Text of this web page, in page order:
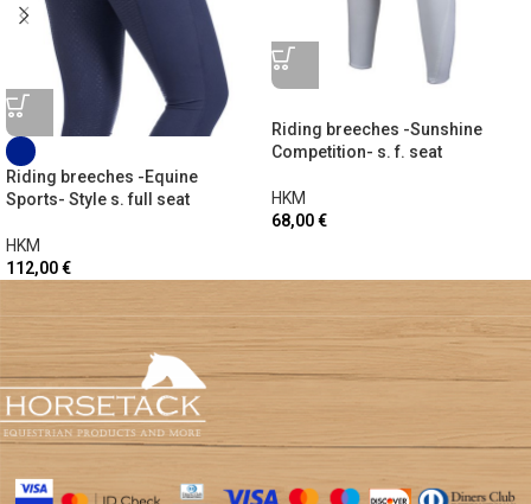
Riding breeches -Equine
Sports- Style s. full seat
HKM
112,00€
Riding breeches -Sunshine
Competition- s. f. seat
HKM
68,00€